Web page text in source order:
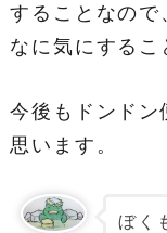
することなので
なに気にするこ
今後もドンドン
思います。
ぼく